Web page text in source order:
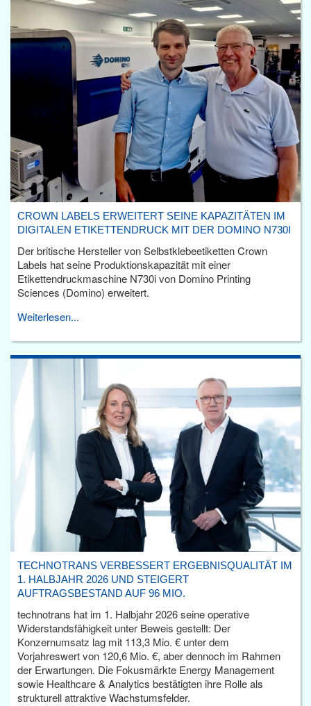
CROWN LABELS ERWEITERT SEINE KAPAZITÄTEN IM
DIGITALEN ETIKETTENDRUCK MIT DER DOMINO N730I
Der britische Hersteller von Selbstklebeetiketten Crown
Labels hat seine Produktionskapazität mit einer
Etikettendruckmaschine N730i von Domino Printing
Sciences (Domino) erweitert.
Weiterlesen...
TECHNOTRANS VERBESSERT ERGEBNISQUALITÄT IM
1. HALBJAHR 2026 UND STEIGERT
AUFTRAGSBESTAND AUF 96 MIO.
technotrans hat im 1. Halbjahr 2026 seine operative
Widerstandsfähigkeit unter Beweis gestellt: Der
Konzernumsatz lag mit 113,3 Mio. € unter dem
Vorjahreswert von 120,6 Mio. €, aber dennoch im Rahmen
der Erwartungen. Die Fokusmärkte Energy Management
sowie Healthcare & Analytics bestätigten ihre Rolle als
strukturell attraktive Wachstumsfelder.